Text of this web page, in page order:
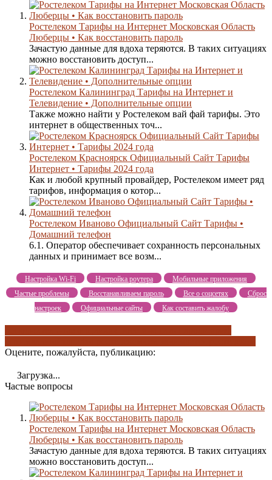
Ростелеком Тарифы на Интернет Московская Область
Люберцы • Как восстановить пароль
Зачастую данные для вдоха теряются. В таких ситуациях
можно восстановить доступ...
Ростелеком Калининград Тарифы на Интернет и
Телевидение • Дополнительные опции
Также можно найти у Ростелеком вай фай тарифы. Это
интернет в общественных точ...
Ростелеком Красноярск Официальный Сайт Тарифы
Интернет • Тарифы 2024 года
Как и любой крупный провайдер, Ростелеком имеет ряд
тарифов, информация о котор...
Ростелеком Иваново Официальный Сайт Тарифы •
Домашний телефон
6.1. Оператор обеспечивает сохранность персональных
данных и принимает все возм...
Настройка Wi-Fi Настройка роутера
Мобильные приложения
Частые проблемы
Восстанавливаем пароль Все о соцсетях
Сброс
настроек
Официальные сайты Как составить жалобу
Оцените, пожалуйста, публикацию:
Загрузка...
Частые вопросы
Ростелеком Тарифы на Интернет Московская Область
Люберцы • Как восстановить пароль
Зачастую данные для вдоха теряются. В таких ситуациях
можно восстановить доступ...